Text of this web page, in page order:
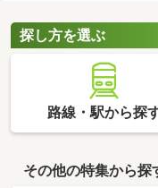
てくださいね。
探し方を選ぶ
路線・駅から探
その他の特集から探